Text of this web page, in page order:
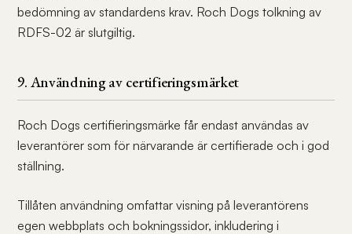
bedömning av standardens krav. Roch Dogs tolkning av
RDFS-02 är slutgiltig.
9. Användning av certifieringsmärket
Roch Dogs certifieringsmärke får endast användas av
leverantörer som för närvarande är certifierade och i god
ställning.
Tillåten användning omfattar visning på leverantörens
egen webbplats och bokningssidor, inkludering i